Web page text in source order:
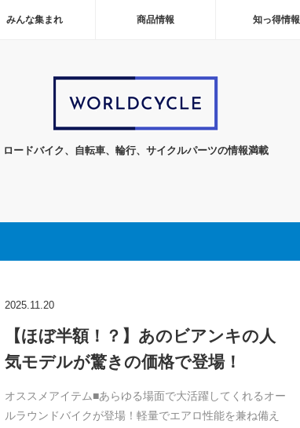
みんな集まれ 商品情報 知っ得情報
ロードバイク、自転車、輪行、サイクルパーツの情報満載
2025.11.20
【ほぼ半額！？】あのビアンキの人
気モデルが驚きの価格で登場！
オススメアイテム■あらゆる場面で大活躍してくれるオー
ルラウンドバイクが登場！軽量でエアロ性能を兼ね備え